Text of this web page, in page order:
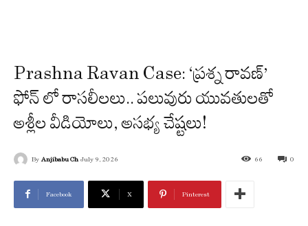
Prashna Ravan Case: ‘ప్రశ్న రావణ్’
ఫోన్ లో రాసలీలలు.. పలువురు యువతులతో
అశ్లీల వీడియోలు, అసభ్య చేష్టలు!
By Anjibabu Ch July 9, 2026 0
66
Facebook X Pinterest